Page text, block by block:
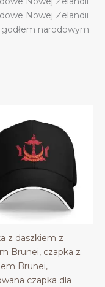
Nowej Zelandii
narodowym
z daszkiem z
Brunei, czapka z
Brunei,
czapka dla